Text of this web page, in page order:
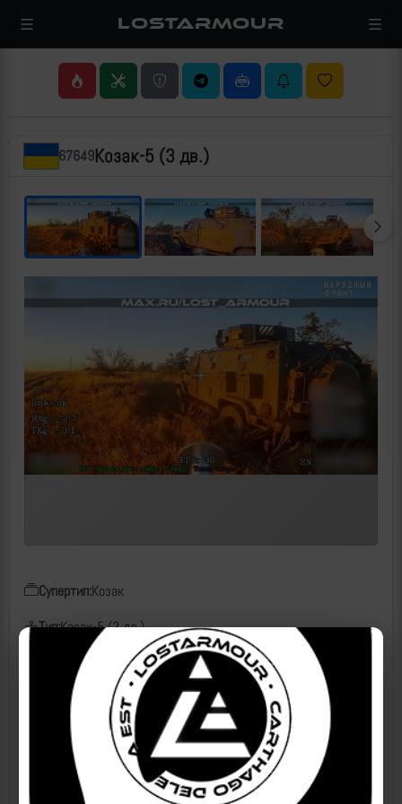
LOSTARMOUR
67649Козак-5 (3 дв.)
Супертип:Козак
Тип:Козак-5 (3 дв.)
Бронеавтомобиль
Чем поражен:FPV, КВН
02.06.2026
Место:Херсонская область